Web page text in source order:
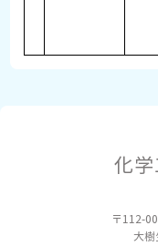
化
〒112-
大樹